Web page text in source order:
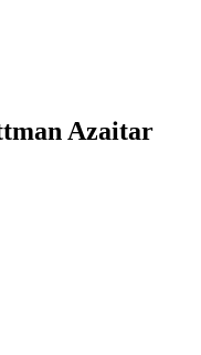
Azaitar